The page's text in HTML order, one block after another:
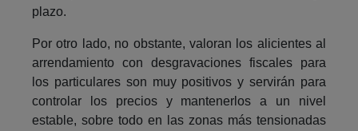
plazo.
Por otro lado, no obstante, valoran los alicientes al
arrendamiento con desgravaciones fiscales para
los particulares son muy positivos y servirán para
controlar los precios y mantenerlos a un nivel
estable, sobre todo en las zonas más tensionadas